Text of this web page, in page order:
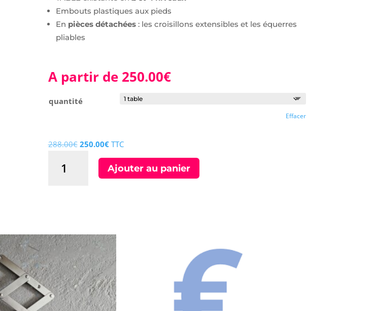
Embouts plastiques aux pieds
En pièces détachées: les croisillons extensibles et les équerres
pliables
A partir de 250.00€
quantité
Effacer
288.00€ Le
250.00€Le
prix
actuel
est :
TTC
100%
ALUMINIUM
|
PORT
INCLUS
Ajouter au panier